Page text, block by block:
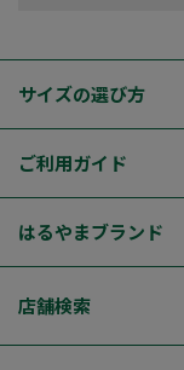
サイズの選び方
ご利用ガイド
はるやまブランド
店舗検索